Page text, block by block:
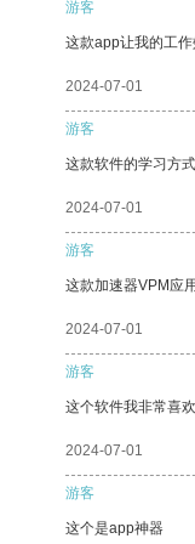
游客
这款app让我的工
2024-07-01
游客
这款软件的学习方
2024-07-01
游客
这款加速器VPM应
2024-07-01
游客
这个软件我非常喜欢
2024-07-01
游客
这个是app神器